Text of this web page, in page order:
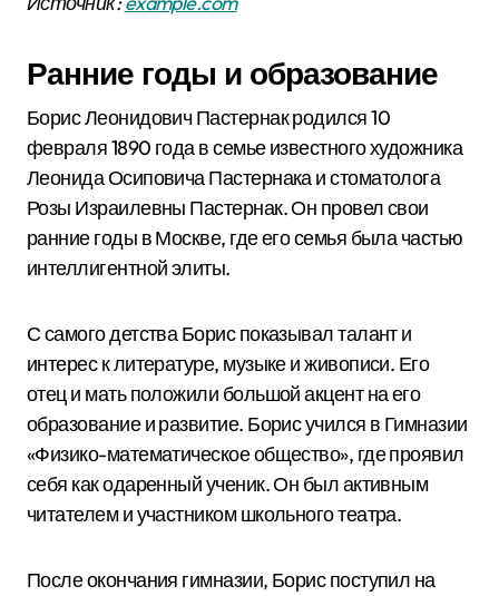
Ранние годы и образование
Борис Леонидович Пастернак родился 10
февраля 1890 года в семье известного художника
Леонида Осиповича Пастернака и стоматолога
Розы Израилевны Пастернак. Он провел свои
ранние годы в Москве, где его семья была частью
интеллигентной элиты.
С самого детства Борис показывал талант и
интерес к литературе, музыке и живописи. Его
отец и мать положили большой акцент на его
образование и развитие. Борис учился в Гимназии
«Физико-математическое общество», где проявил
себя как одаренный ученик. Он был активным
читателем и участником школьного театра.
После окончания гимназии, Борис поступил на